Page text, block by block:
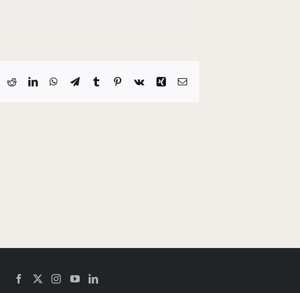
RedditLinkedInWhatsApp
TelegramTumblr Pinterest
Vk Xing E-